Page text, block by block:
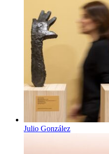
Julio González